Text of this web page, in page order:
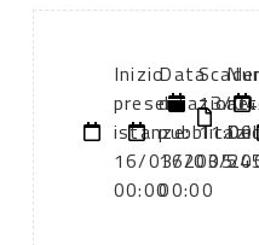
Inizio
presentazione
istanze:
16/03/2005
00:00
Data
di
16/03/
00:00
13/
11:00